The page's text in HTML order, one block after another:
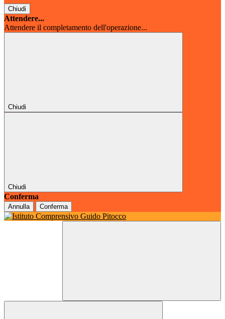
Chiudi
Attendere...
Attendere il completamento dell'operazione...
Chiudi
Chiudi
Conferma
Annulla Conferma